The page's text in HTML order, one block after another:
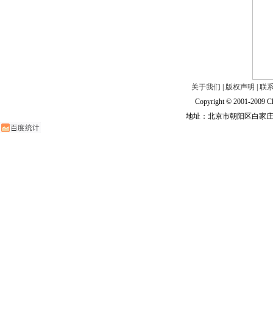
关于我们 版权声明
联
Copyright © 2001-2009
地址：北京市朝阳区白家